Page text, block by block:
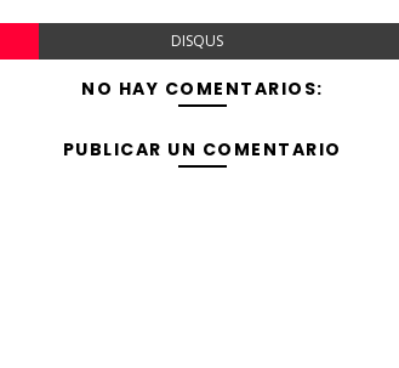
DISQUS
NO HAY COMENTARIOS:
PUBLICAR UN COMENTARIO